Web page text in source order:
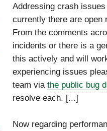
Addressing crash
currently there are open
From the comments
incidents or there is a
this actively and will
experiencing issues
team via the public bug
resolve each. [...]
Now regarding